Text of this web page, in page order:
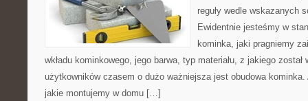
reguły wedle wskazanych
Ewidentnie jesteśmy w
kominka, jaki pragniemy
wkładu kominkowego, jego barwa, typ materiału, z jakiego został
użytkowników czasem o dużo ważniejsza jest obudowa
jakie montujemy w domu […]